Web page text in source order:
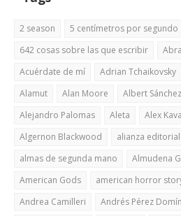
2 season
5 centímetros por segundo
642 cosas sobre las que escribir
Acuérdate de mí
Adrian Tchaikovsky
Alamut
Alan Moore Albert
Alejandro Palomas
Aleta Alex Kava
Algernon Blackwood
alianza editorial
almas de segunda mano
Almudena
American Gods
american horror
Andrea Camilleri
Andrés Pérez